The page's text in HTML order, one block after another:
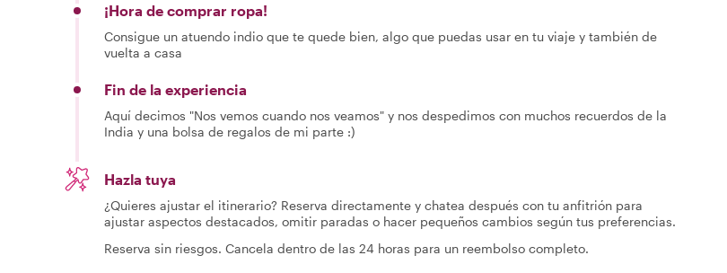
¡Hora de comprar ropa!
Consigue un atuendo indio que te quede bien, algo que puedas usar en tu viaje y también de
vuelta a casa
Fin de la experiencia
Aquí decimos "Nos vemos cuando nos veamos" y nos despedimos con muchos recuerdos de la
India y una bolsa de regalos de mi parte :)
Hazla tuya
¿Quieres ajustar el itinerario? Reserva directamente y chatea después con tu anfitrión para
ajustar aspectos destacados, omitir paradas o hacer pequeños cambios según tus preferencias.
Reserva sin riesgos. Cancela dentro de las 24 horas para un reembolso completo.